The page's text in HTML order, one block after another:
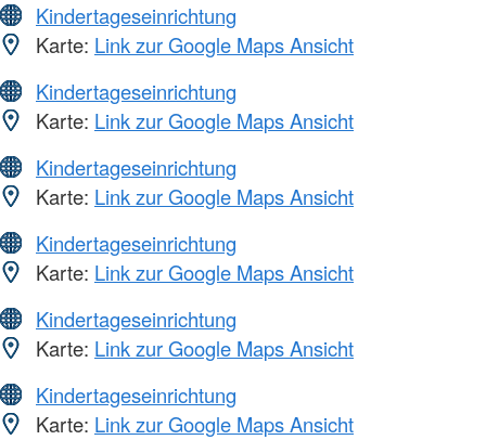
Kindertageseinrichtung
Karte: Link zur Google Maps Ansicht
Kindertageseinrichtung
Karte: Link zur Google Maps Ansicht
Kindertageseinrichtung
Karte: Link zur Google Maps Ansicht
Kindertageseinrichtung
Karte: Link zur Google Maps Ansicht
Kindertageseinrichtung
Karte: Link zur Google Maps Ansicht
Kindertageseinrichtung
Karte: Link zur Google Maps Ansicht